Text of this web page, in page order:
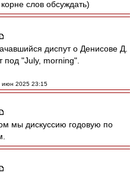
слов обсуждать)
диспут о Денисове Д.
под "July, morning".
июн 2025 23:15
мы дискуссию годовую по